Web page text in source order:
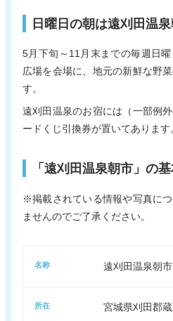
日曜日の朝は遠刈田温
5月下旬～11月末までの毎週日
広場を会場に、地元の新鮮な野
す。
遠刈田温泉のお宿には（一部例
ードくじ引換券が置いてあります
「遠刈田温泉朝市」の
※掲載されている情報や写真に
ませんのでご了承ください。
名称 遠刈田温泉朝市
所在 宮城県刈田郡